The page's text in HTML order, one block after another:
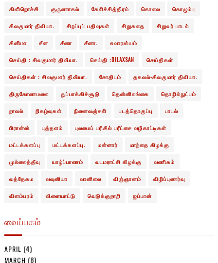
கிளிநொச்சி குருணாகல் கேலிச்சித்திரம் கொலை கொழும்பு
சிவகுமார் திவியா. சிறப்புப் பதிவுகள் சிறுகதை சிறுவர் பாடல்
சினிமா சீன சீனா சீனா. சுவாரஸ்யம்
செய்தி : சிவகுமார் திவியா. செய்தி :DILAXSAN செய்திகள்
செய்திகள் : சிவகுமார் திவியா. சோதிடம் தகவல்-சிவகுமார் திவியா.
திருகோணமலை துப்பாக்கிச்சூடு தென்னிலங்கை தொழில்நுட்பம்
நாவல் நிகழ்வுகள் நினைவஞ்சலி படத்தொகுப்பு பாடல்
பிரான்ஸ் புத்தளம் புலமைப் பரிசில் பரீட்சை வழிகாட்டிகள்
மட்டக்களப்பு மட்டக்களப்பு. மன்னார் மாந்தை கிழக்கு
முல்லைத்தீவு யாழ்ப்பாணம் வடமராட்சி கிழக்கு வணிகம்
வத்தேகம வவுனியா வானிலை விஞ்ஞானம் விழிப்புணர்வு
விளம்பரம் விளையாட்டு வெடுக்குநாறி ஜப்பான்
வைப்பகம்
APRIL (4)
MARCH (8)